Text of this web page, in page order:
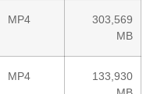
MP4
303,569
MB
MP4
133,930